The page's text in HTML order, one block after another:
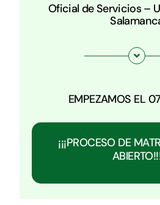
Oficial de Servicios –
EMPEZAMOS EL
¡¡¡PROCESO DE